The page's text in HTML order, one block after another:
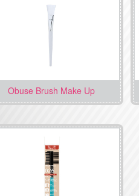
Obuse Brush Make Up